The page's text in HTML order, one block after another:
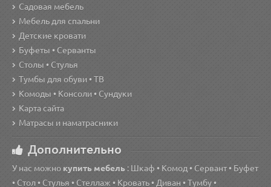
Садовая мебель
Мебель для спальни
Детские кровати
Буфеты • Серванты
Столы • Стулья
Тумбы для обуви • ТВ
Комоды • Консоли • Сундуки
Карта сайта
Матрасы и наматрасники
Дополнительно
У нас можно купить мебель : Шкаф • Комод • Сервант • Буфет
• Стол • Стулья • Стеллаж • Кровать • Диван • Тумбу •